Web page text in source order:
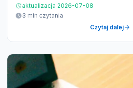
aktualizacja 2026-07-08
3 min czytania
Czytaj dalej